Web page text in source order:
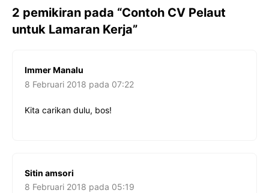
2 pemikiran pada “Contoh CV Pelaut
untuk Lamaran Kerja”
Immer Manalu
8 Februari 2018 pada 07:22
Kita carikan dulu, bos!
Sitin amsori
8 Februari 2018 pada 05:19